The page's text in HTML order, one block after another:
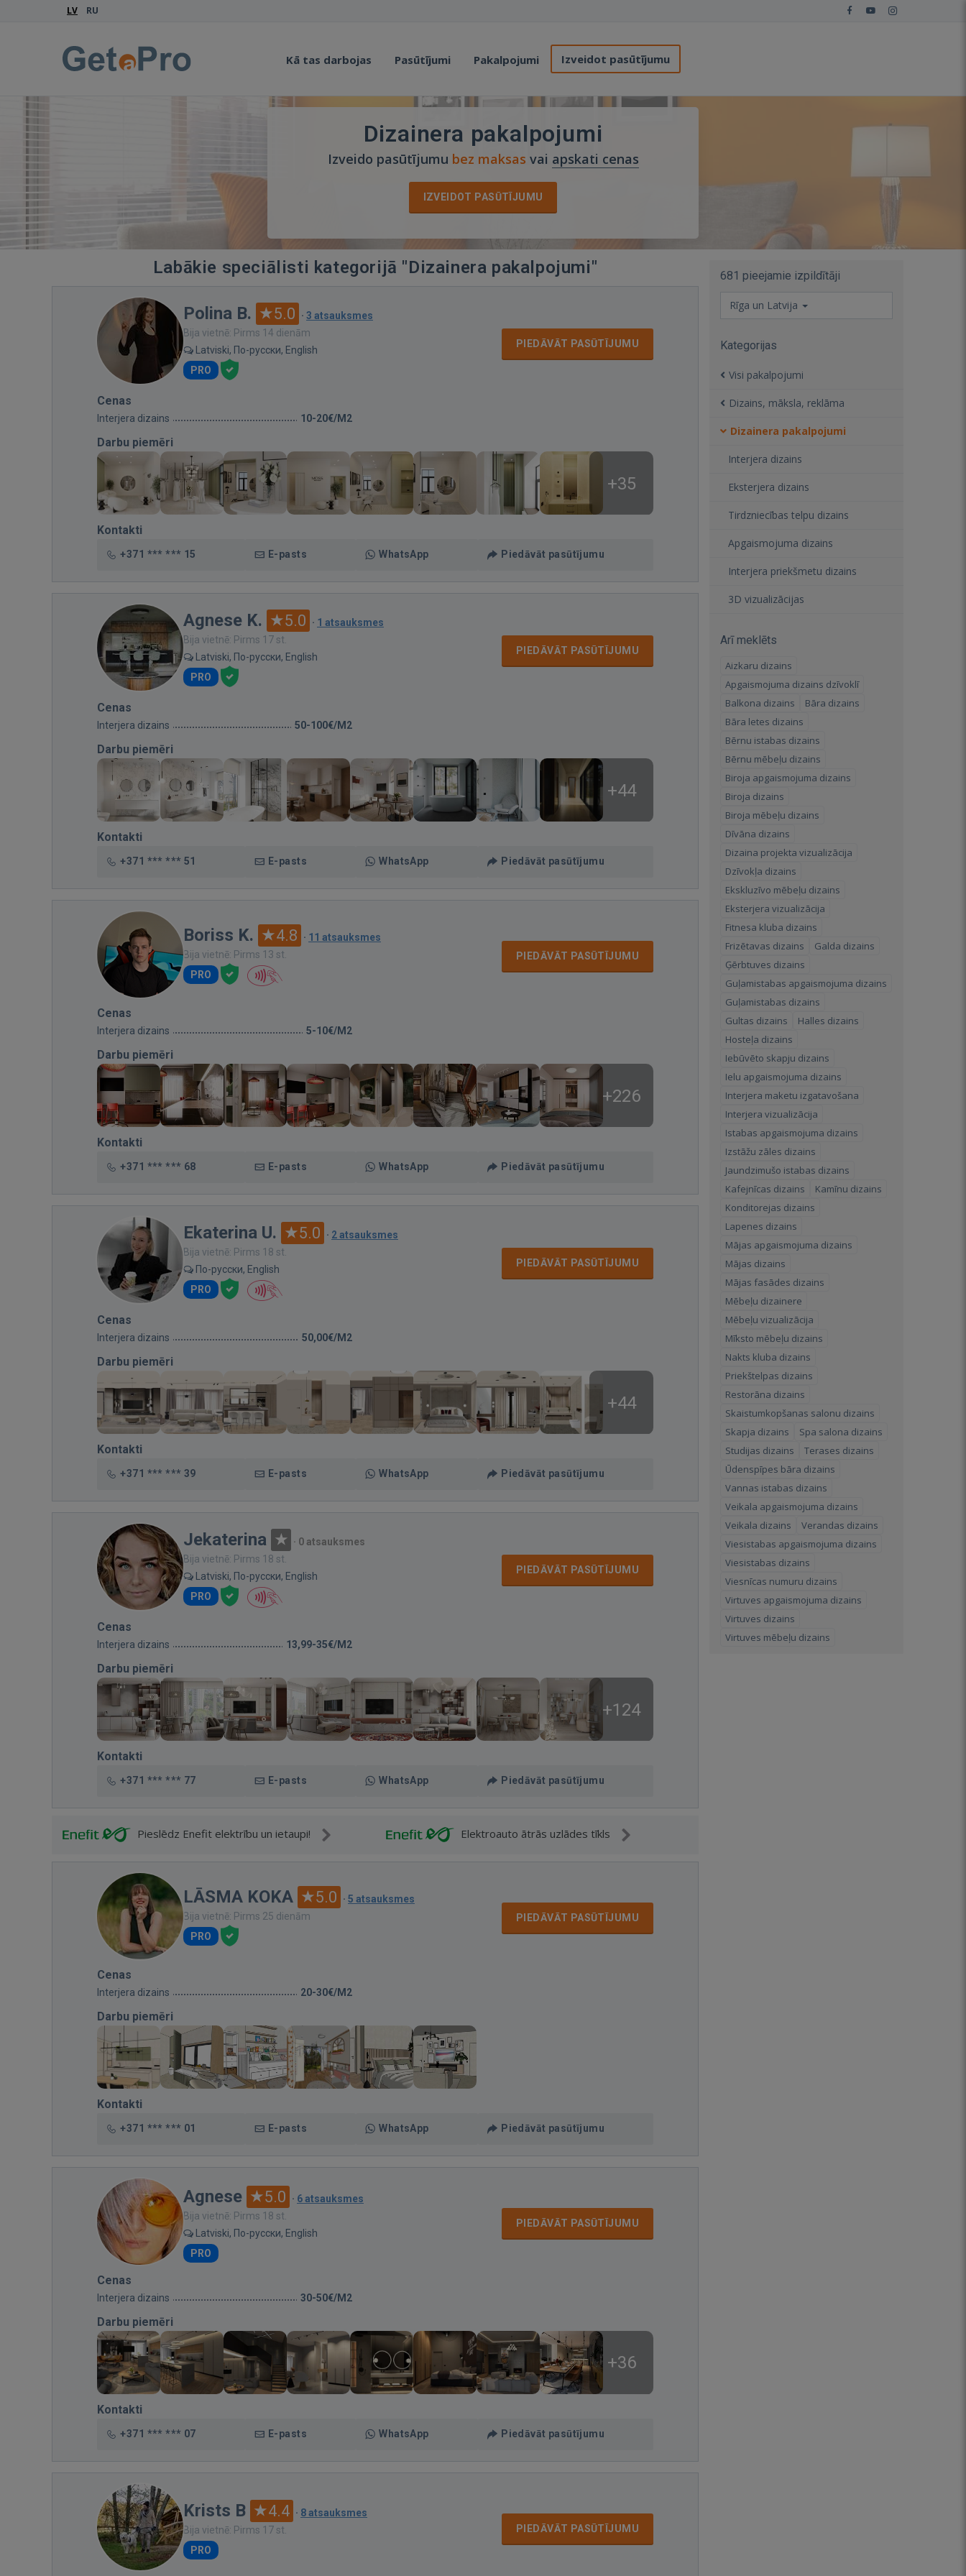
LV RU
Kā tas darbojas Pasūtījumi Pakalpojumi Izveidot pasūtījumu
Dizainera pakalpojumi
Izveido pasūtījumu bez maksas vai apskati cenas
IZVEIDOT PASŪTĪJUMU
Labākie speciālisti kategorijā "Dizainera pakalpojumi"
Polina B. 5.0 · 3 atsauksmes
Bija vietnē: Pirms 14 dienām
Latviski, По-русски, English
PRO
PIEDĀVĀT PASŪTĪJUMU
Cenas
Interjera dizains 10-20€/M2
Darbu piemēri
+35
Kontakti
+371 *** *** 15 E-pasts WhatsApp Piedāvāt pasūtījumu
Agnese K. 5.0 · 1 atsauksmes
Bija vietnē: Pirms 17 st.
Latviski, По-русски, English
PRO
PIEDĀVĀT PASŪTĪJUMU
Cenas
Interjera dizains 50-100€/M2
Darbu piemēri
+44
Kontakti
+371 *** *** 51 E-pasts WhatsApp Piedāvāt pasūtījumu
Boriss K. 4.8 · 11 atsauksmes
Bija vietnē: Pirms 13 st.
PRO
PIEDĀVĀT PASŪTĪJUMU
Cenas
Interjera dizains 5-10€/M2
Darbu piemēri
+226
Kontakti
+371 *** *** 68 E-pasts WhatsApp Piedāvāt pasūtījumu
Ekaterina U. 5.0 · 2 atsauksmes
Bija vietnē: Pirms 18 st.
По-русски, English
PRO
PIEDĀVĀT PASŪTĪJUMU
Cenas
Interjera dizains 50,00€/M2
Darbu piemēri
+44
Kontakti
+371 *** *** 39 E-pasts WhatsApp Piedāvāt pasūtījumu
Jekaterina · 0 atsauksmes
Bija vietnē: Pirms 18 st.
Latviski, По-русски, English
PRO
PIEDĀVĀT PASŪTĪJUMU
Cenas
Interjera dizains 13,99-35€/M2
Darbu piemēri
+124
Kontakti
+371 *** *** 77 E-pasts WhatsApp Piedāvāt pasūtījumu
Pieslēdz Enefit elektrību un ietaupi! Elektroauto ātrās uzlādes tīkls
LĀSMA KOKA 5.0 · 5 atsauksmes
Bija vietnē: Pirms 25 dienām
PRO
PIEDĀVĀT PASŪTĪJUMU
Cenas
Interjera dizains 20-30€/M2
Darbu piemēri
Kontakti
+371 *** *** 01 E-pasts WhatsApp Piedāvāt pasūtījumu
Agnese 5.0 · 6 atsauksmes
Bija vietnē: Pirms 18 st.
Latviski, По-русски, English
PRO
PIEDĀVĀT PASŪTĪJUMU
Cenas
Interjera dizains 30-50€/M2
Darbu piemēri
+36
Kontakti
+371 *** *** 07 E-pasts WhatsApp Piedāvāt pasūtījumu
Krists B 4.4 · 8 atsauksmes
Bija vietnē: Pirms 17 st.
PRO
PIEDĀVĀT PASŪTĪJUMU
681 pieejamie izpildītāji
Rīga un Latvija
Kategorijas
Visi pakalpojumi
Dizains, māksla, reklāma
Dizainera pakalpojumi
Interjera dizains
Eksterjera dizains
Tirdzniecības telpu dizains
Apgaismojuma dizains
Interjera priekšmetu dizains
3D vizualizācijas
Arī meklēts
Aizkaru dizains
Apgaismojuma dizains dzīvoklī
Balkona dizains
Bāra dizains
Bāra letes dizains
Bērnu istabas dizains
Bērnu mēbeļu dizains
Biroja apgaismojuma dizains
Biroja dizains
Biroja mēbeļu dizains
Dīvāna dizains
Dizaina projekta vizualizācija
Dzīvokļa dizains
Ekskluzīvo mēbeļu dizains
Eksterjera vizualizācija
Fitnesa kluba dizains
Frizētavas dizains
Galda dizains
Ģērbtuves dizains
Guļamistabas apgaismojuma dizains
Guļamistabas dizains
Gultas dizains
Halles dizains
Hosteļa dizains
Iebūvēto skapju dizains
Ielu apgaismojuma dizains
Interjera maketu izgatavošana
Interjera vizualizācija
Istabas apgaismojuma dizains
Izstāžu zāles dizains
Jaundzimušo istabas dizains
Kafejnīcas dizains
Kamīnu dizains
Konditorejas dizains
Lapenes dizains
Mājas apgaismojuma dizains
Mājas dizains
Mājas fasādes dizains
Mēbeļu dizainere
Mēbeļu vizualizācija
Mīksto mēbeļu dizains
Nakts kluba dizains
Priekštelpas dizains
Restorāna dizains
Skaistumkopšanas salonu dizains
Skapja dizains
Spa salona dizains
Studijas dizains
Terases dizains
Ūdenspīpes bāra dizains
Vannas istabas dizains
Veikala apgaismojuma dizains
Veikala dizains
Verandas dizains
Viesistabas apgaismojuma dizains
Viesistabas dizains
Viesnīcas numuru dizains
Virtuves apgaismojuma dizains
Virtuves dizains
Virtuves mēbeļu dizains